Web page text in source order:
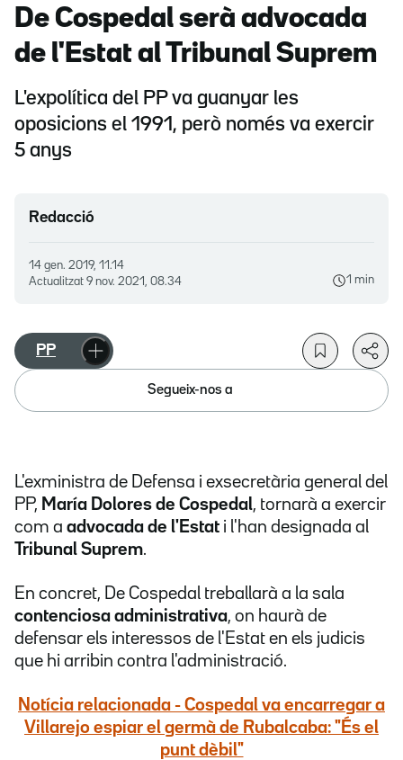
De Cospedal serà advocada
de l'Estat al Tribunal Suprem
L'expolítica del PP va guanyar les
oposicions el 1991, però només va exercir
5 anys
Redacció
14 gen. 2019, 11.14
Actualitzat 9 nov. 2021, 08.34 1 min
PP
Segueix-nos a
L'exministra de Defensa i exsecretària general del
PP, María Dolores de Cospedal, tornarà a exercir
com a advocada de l'Estat i l'han designada al
Tribunal Suprem.
En concret, De Cospedal treballarà a la sala
contenciosa administrativa, on haurà de
defensar els interessos de l'Estat en els judicis
que hi arribin contra l'administració.
Notícia relacionada - Cospedal va encarregar a
Villarejo espiar el germà de Rubalcaba: "És el
punt dèbil"